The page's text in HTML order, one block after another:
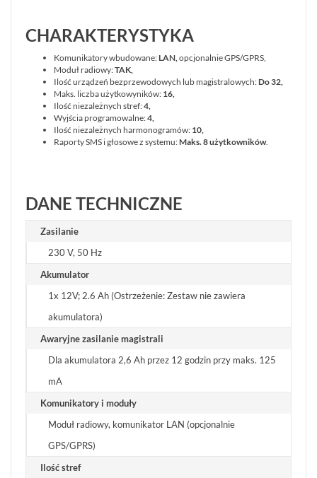
LAN,
WLAN
ZASILANIE,
TRANSMISJA,
AKCESORIA
WIEŻE
MOBILNE
ZESTAWY
WYPRZEDAŻ
(102)
PROMOCJE
Informacje
KONTAKT
REKLAMACJE
CHARAKTERYSTYKA
Komunikatory wbudowane:LAN,opcjonalnie GPS/GPRS,
Moduł radiowy:TAK,
Ilość urządzeń bezprzewodowych lub magistralowych:Do 32,
Maks. liczba użytkowyników: 16,
Ilość niezależnych stref:4,
Wyjścia programowalne:4,
Ilość niezależnych harmonogramów: 10,
Raporty SMS i głosowe z systemu:Maks. 8 użytkowników.
DANE TECHNICZNE
Zasilanie
230 V, 50 Hz
Akumulator
1x 12V; 2.6 Ah (Ostrzeżenie: Zestaw nie zawiera
akumulatora)
Awaryjne zasilanie magistrali
Dla akumulatora 2,6 Ah przez 12 godzin przy maks. 125
mA
Komunikatory i moduły
Moduł radiowy, komunikator LAN (opcjonalnie
GPS/GPRS)
Ilość stref